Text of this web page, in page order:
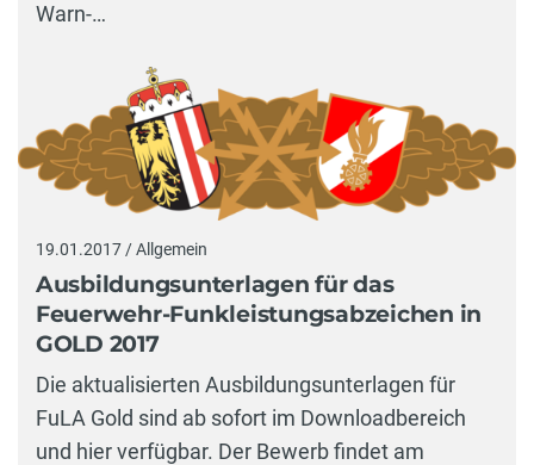
Warn-…
19.01.2017 / Allgemein
Ausbildungsunterlagen für das
Feuerwehr-Funkleistungsabzeichen in
GOLD 2017
Die aktualisierten Ausbildungsunterlagen für
FuLA Gold sind ab sofort im Downloadbereich
und hier verfügbar. Der Bewerb findet am